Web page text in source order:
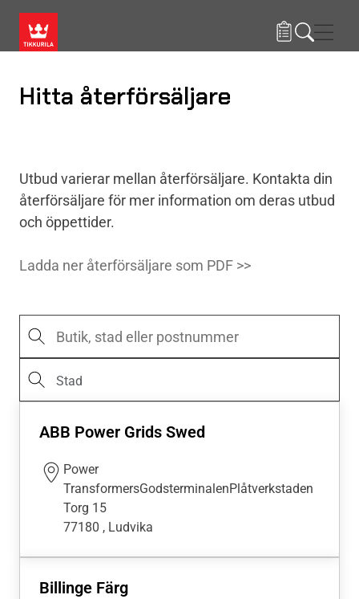
Hitta återförsäljare
Utbud varierar mellan återförsäljare. Kontakta din
återförsäljare för mer information om deras utbud
och öppettider.
Ladda ner återförsäljare som PDF >>
ABB Power Grids Swed
Power
TransformersGodsterminalenPlåtverkstaden
Torg 15
77180 , Ludvika
Billinge Färg